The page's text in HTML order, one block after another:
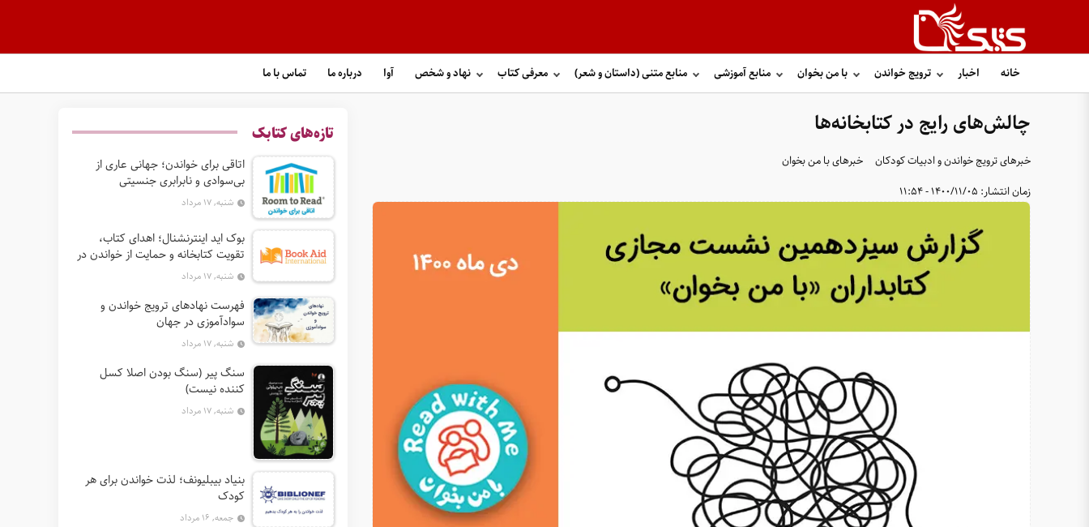
خانه اخبار ترویج خواندن با من بخوان منابع آموزشی منابع متنی (داستان و شعر) معرفی کتاب نهاد و شخص آوا درباره ما تماس با ما
چالش‌های رایج در کتابخانه‌ها
خبرهای ترویج خواندن و ادبیات کودکان
خبرهای با من بخوان
زمان انتشار: 1400/11/05 - 11:54
تازه‌های کتابک
اتاقی برای خواندن؛ جهانی عاری از
بی‌سوادی و نابرابری جنسیتی
شنبه, ۱۷ مرداد
بوک‌ اید اینترنشنال؛ اهدای کتاب،
تقویت کتابخانه و حمایت از خواندن در
جهانشنبه, ۱۷ مرداد
فهرست نهادهای ترویج خواندن و
سوادآموزی در جهان
شنبه, ۱۷ مرداد
سنگ پیر (سنگ بودن اصلا کسل
کننده نیست)
شنبه, ۱۷ مرداد
بنیاد بیبلیونف؛ لذت خواندن برای هر
کودک
جمعه, ۱۶ مرداد